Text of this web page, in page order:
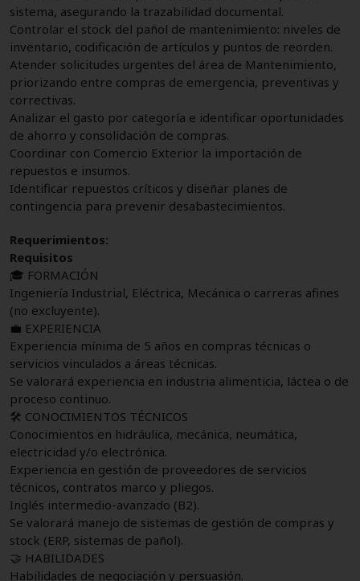
sistema, asegurando la trazabilidad documental.
Controlar el stock del pañol de mantenimiento: niveles de
inventario, codificación de artículos y puntos de reorden.
Atender solicitudes urgentes del área de Mantenimiento,
priorizando entre compras de emergencia, preventivas y
correctivas.
Analizar el gasto por categoría e identificar oportunidades
de ahorro y consolidación de compras.
Coordinar con Comercio Exterior la importación de
repuestos e insumos.
Identificar repuestos críticos y diseñar planes de
contingencia para prevenir desabastecimientos.
Requerimientos:
Requisitos
🎓 FORMACIÓN
Ingeniería Industrial, Eléctrica, Mecánica o carreras afines
(no excluyente).
💼 EXPERIENCIA
Experiencia mínima de 5 años en compras técnicas o
servicios vinculados a áreas técnicas.
Se valorará experiencia en industria alimenticia, láctea o de
proceso continuo.
🛠 CONOCIMIENTOS TÉCNICOS
Conocimientos en hidráulica, mecánica, neumática,
electricidad y/o electrónica.
Experiencia en gestión de proveedores de servicios
técnicos, contratos marco y pliegos.
Inglés intermedio-avanzado (B2).
Se valorará manejo de sistemas de gestión de compras y
stock (ERP, sistemas de pañol).
🤝 HABILIDADES
Habilidades de negociación y persuasión.